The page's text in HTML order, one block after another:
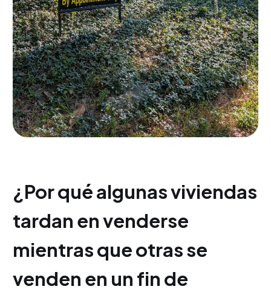
¿Por qué algunas viviendas
tardan en venderse
mientras que otras se
venden en un fin de